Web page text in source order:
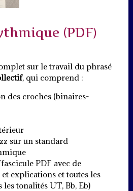
(PDF)
sur le travail du phrasé
, qui comprend :
des croches (binaires-
sur un standard
PDF avec de
explications et toutes les
tonalités UT, Bb, Eb)